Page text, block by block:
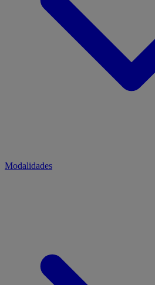
Modalidades